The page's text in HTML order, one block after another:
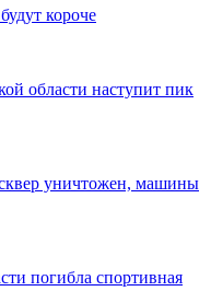
короче
области наступит пик
сквер уничтожен, машины
погибла спортивная